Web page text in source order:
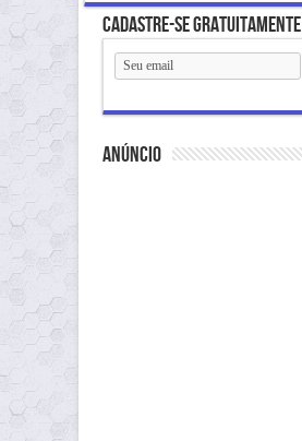
Cadastre-se gratuitamente
anúncio